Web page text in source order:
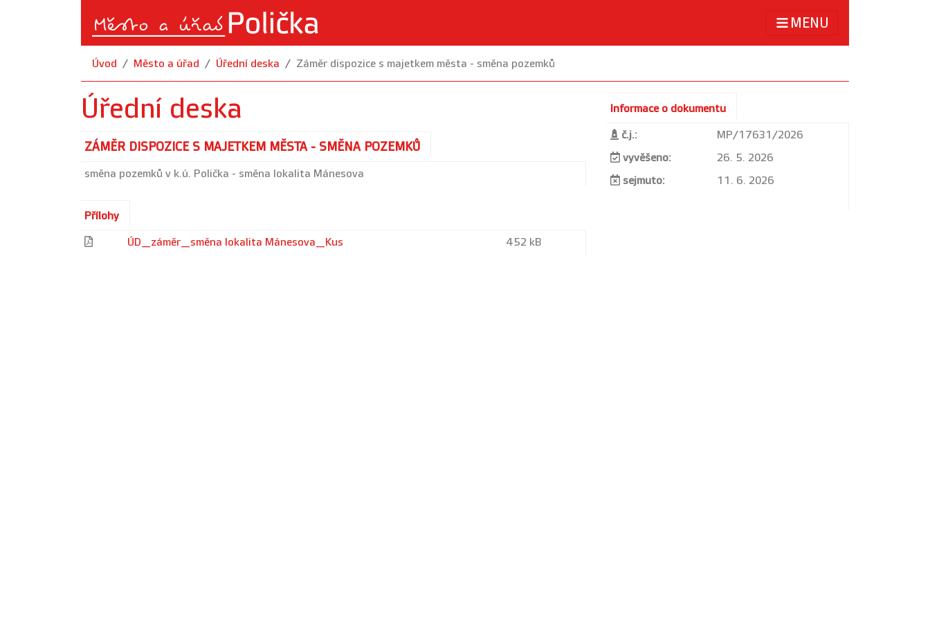
MENU
Úvod Město a úřad Úřední deska Záměr dispozice s majetkem města - směna pozemků
Úřední deska
ZÁMĚR DISPOZICE S MAJETKEM MĚSTA - SMĚNA POZEMKŮ
směna pozemků v k.ú. Polička - směna lokalita Mánesova
Přílohy
ÚD_záměr_směna lokalita Mánesova_Kus
452 kB
Informace o dokumentu
č.j.:
MP/17631/2026
vyvěšeno:
26. 5. 2026
sejmuto:
11. 6. 2026